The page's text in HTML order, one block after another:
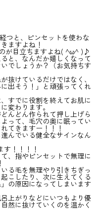
つと、ピンセットを使わな
ますよね！
が目立ちますよね( ^ω^ )♪
と、なんだか嬉しくなって
でしょうか？（お気持ちす
抜けているだけではなく、
出そう！」と頑張ってくれ
すでに役割を終えてお肌に
変わります。
んどん作られて押し上げら
って、毛穴の奥に眠ってい
てきますー！！！
んでいる健全なサインなん
す！！！！
、指やピンセットで無理に
る毛を無理やり引きちぎっ
こしたり、次に生えてくる
の原因になってしまいます
上がりなどにいつもより優
然に抜けていくのを温かく